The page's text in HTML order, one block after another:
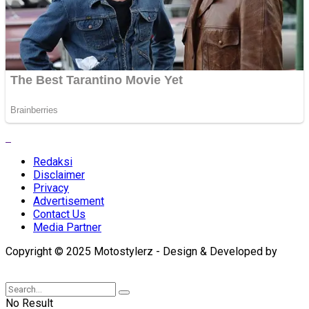
Redaksi
Disclaimer
Privacy
Advertisement
Contact Us
Media Partner
Copyright © 2025 Motostylerz - Design & Developed by
No Result